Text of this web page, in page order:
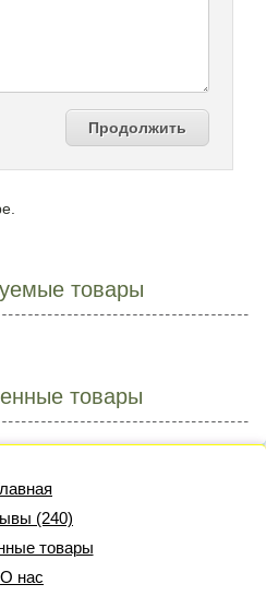
Продолжить
товары
товары
(240)
товары
О нас